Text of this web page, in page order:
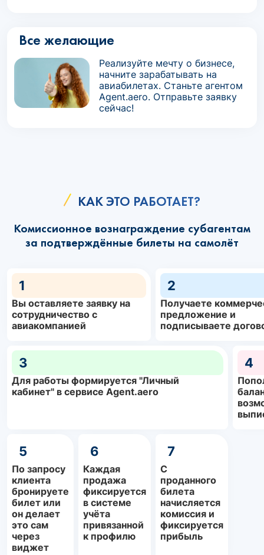
Все желающие
Реализуйте мечту о бизнесе,
начните зарабатывать на
авиабилетах. Станьте агентом
Agent.aero. Отправьте заявку
сейчас!
КАК ЭТО РАБОТАЕТ?
Комиссионное вознаграждение субагентам
за подтверждённые билеты на самолёт
1
Вы оставляете заявку на
сотрудничество с
авиакомпанией
2
Получаете
предложение и
подписываете
3
Для работы формируется "Личный
кабинет" в сервисе Agent.aero
4
5
По запросу
клиента
бронируете
билет или
он делает
это сам
через
виджет
6
Каждая
продажа
фиксируется
в системе
учёта
привязанной
к профилю
7
С
проданного
билета
начисляется
комиссия и
фиксируется
прибыль